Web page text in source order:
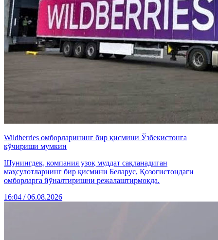
Wildberries омборларининг бир қисмини Ўзбекистонга
кўчириши мумкин
Шунингдек, компания узоқ муддат сақланадиган
маҳсулотларнинг бир қисмини Беларус, Қозоғистондаги
омборларга йўналтиришни режалаштирмоқда.
16:04 / 06.08.2026